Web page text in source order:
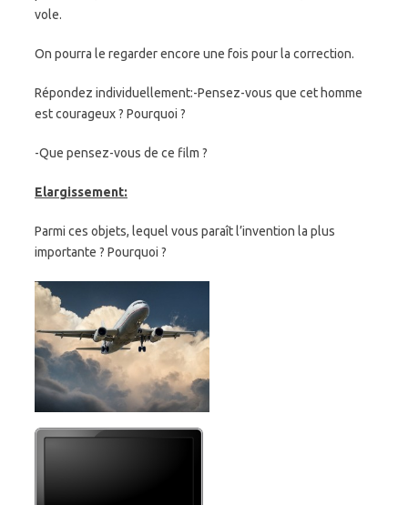
vole.
On pourra le regarder encore une fois pour la correction.
Répondez individuellement:-Pensez-vous que cet homme
est courageux ? Pourquoi ?
-Que pensez-vous de ce film ?
Elargissement:
Parmi ces objets, lequel vous paraît l’invention la plus
importante ? Pourquoi ?